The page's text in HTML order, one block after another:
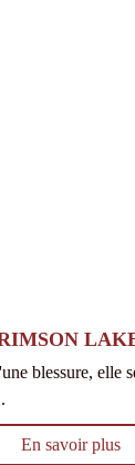
blessure, elle
En savoir plus